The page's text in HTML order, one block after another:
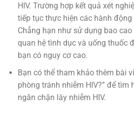
HIV. Trường hợp kết quả xét
tiếp tục thực hiện các hành động
Chẳng hạn như sử dụng bao
quan hệ tình dục và uống thuốc
bạn có nguy cơ cao.
Bạn có thể tham khảo thêm bài
phòng tránh nhiễm HIV?” để tìm
ngăn chặn lây nhiễm HIV.